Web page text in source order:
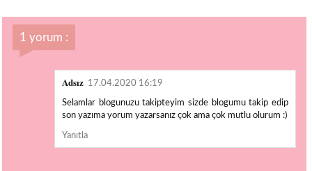
1 yorum :
Adsız 17.04.2020 16:19
Selamlar blogunuzu takipteyim sizde blogumu takip edip
son yazıma yorum yazarsanız çok ama çok mutlu olurum :)
Yanıtla